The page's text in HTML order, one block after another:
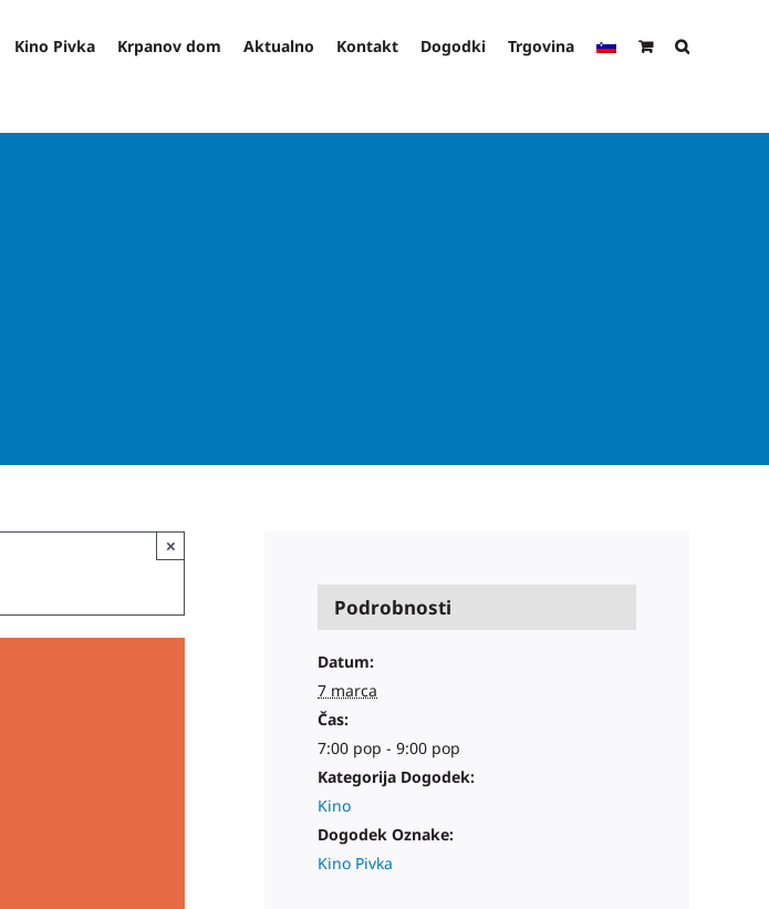
Kino Pivka Krpanov dom Aktualno Kontakt Dogodki Trgovina
×
Podrobnosti
Datum:
7 marca
Čas:
7:00 pop - 9:00 pop
Kategorija Dogodek:
Kino
Dogodek Oznake:
Kino Pivka